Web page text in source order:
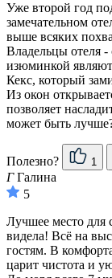
Уже второй год
замечательном
выше всяких
Владельцы отеля
изюминкой
Кекс, который
Из окон
позволяет
может быть
Полезно? 1
ГГалина
5
Лучшее место для
видела! Всё на
гостям. В
царит чистота и